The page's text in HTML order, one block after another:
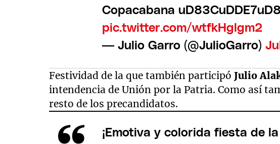
Copacabana
pic.twitter.com/wtfkHglgm2
— Julio Garro (@JulioGarro)
Festividad de la que también participóJulio
intendencia de Unión por la Patria. Como así
resto de los precandidatos.
¡Emotiva y colorida fiesta de